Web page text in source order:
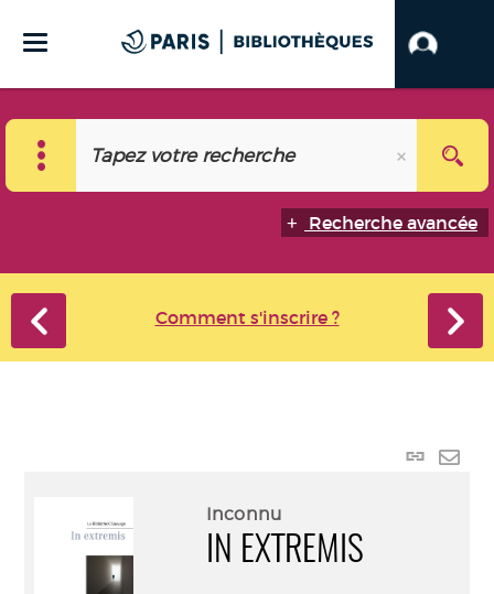
Recherche avancée
Comment s'inscrire ?
Lien
Inconnu
IN EXTREMIS